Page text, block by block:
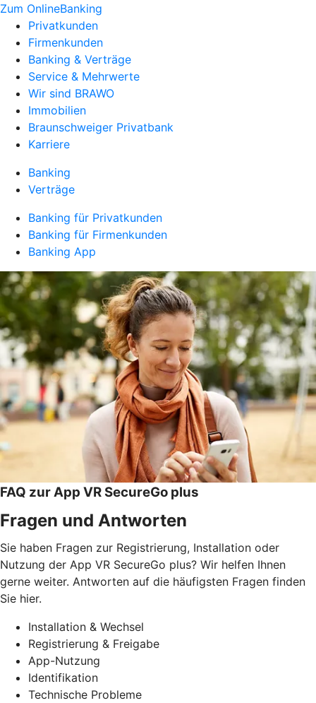
Zum OnlineBanking
Privatkunden
Firmenkunden
Banking & Verträge
Service & Mehrwerte
Wir sind BRAWO
Immobilien
Braunschweiger Privatbank
Karriere
Banking
Verträge
Banking für Privatkunden
Banking für Firmenkunden
Banking App
FAQ zur App VR SecureGo plus
Fragen und Antworten
Sie haben Fragen zur Registrierung, Installation oder
Nutzung der App VR SecureGo plus? Wir helfen Ihnen
gerne weiter. Antworten auf die häufigsten Fragen finden
Sie hier.
Installation & Wechsel
Registrierung & Freigabe
App-Nutzung
Identifikation
Technische Probleme